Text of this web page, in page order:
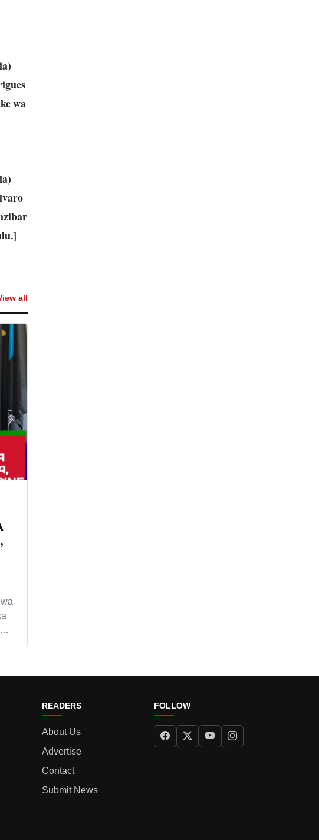
wa
all
READERS
About Us
Advertise
Contact
Submit News
FOLLOW